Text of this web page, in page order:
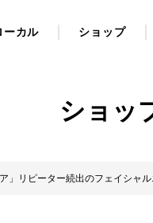
ーカル ショップ
ショッ
」リピーター続出のフェイシャ